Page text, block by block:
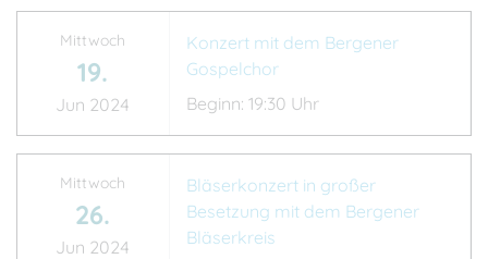
Mittwoch
19.
Jun 2024
Konzert mit dem Bergener
Gospelchor
Beginn: 19:30 Uhr
Mittwoch
26.
Jun 2024
Bläserkonzert in großer
Besetzung mit dem Bergener
Bläserkreis